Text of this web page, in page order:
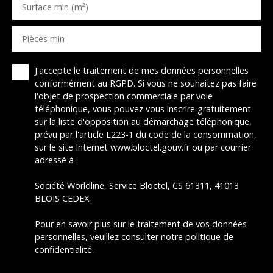
Surface min (m²)
Pièces min
J'accepte le traitement de mes données personnelles
conformément au RGPD. Si vous ne souhaitez pas faire
l'objet de prospection commerciale par voie
téléphonique, vous pouvez vous inscrire gratuitement
sur la liste d'opposition au démarchage téléphonique,
prévu par l'article L223-1 du code de la consommation,
sur le site Internet www.bloctel.gouv.fr ou par courrier
adressé à :
Société Worldline, Service Bloctel, CS 61311, 41013
BLOIS CEDEX.
Pour en savoir plus sur le traitement de vos données
personnelles, veuillez consulter notre politique de
confidentialité.